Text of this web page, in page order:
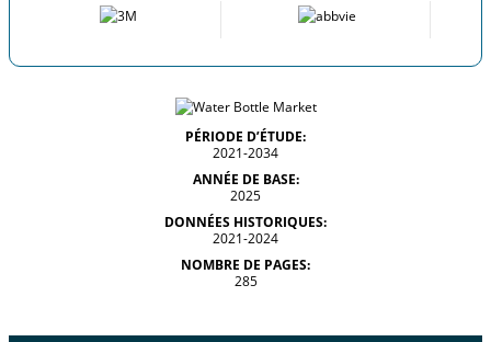
PÉRIODE D’ÉTUDE:
2021-2034
ANNÉE DE BASE:
2025
DONNÉES HISTORIQUES:
2021-2024
NOMBRE DE PAGES:
285